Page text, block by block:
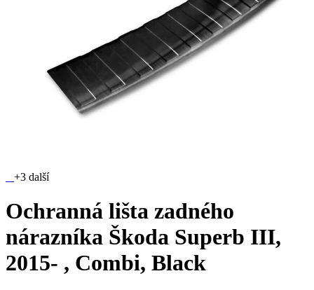
+3 další
Ochranná lišta zadného
nárazníka Škoda Superb III,
2015- , Combi, Black